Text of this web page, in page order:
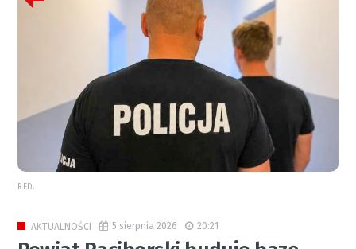
RED.
AKTUALNOŚCI 5 sierpnia 2026 20:21